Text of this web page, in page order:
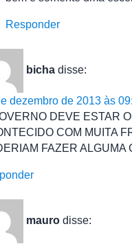
Responder
bicha disse:
dezembro de 2013 às
DEVE ESTAR
COM MUITA
FAZER ALGUMA
mauro disse: